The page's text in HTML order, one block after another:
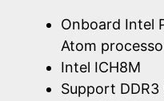
Onboard Intel
Atom
Intel ICH8M
Support DDR3